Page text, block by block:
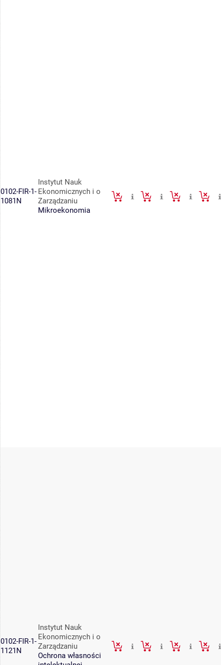
0102-FIR-1-
1081N
Instytut Nauk
Ekonomicznych i o
Zarządzaniu
Mikroekonomia
0102-FIR-1-
1121N
Instytut Nauk
Ekonomicznych i o
Zarządzaniu
Ochrona własności